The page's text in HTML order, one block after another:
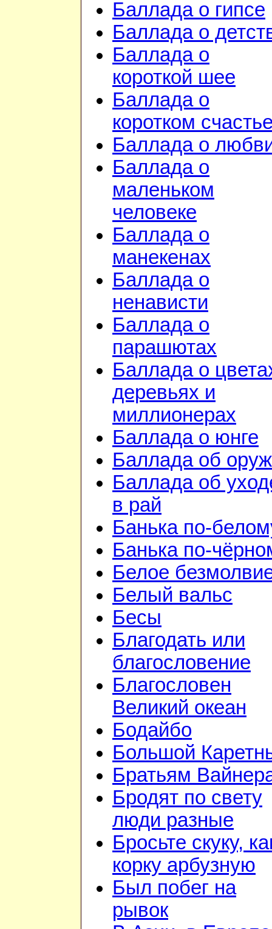
Баллада о гипсе
Баллада о
Баллада о
короткой шее
Баллада о
коротком
Баллада о
Баллада о
маленьком
человеке
Баллада о
манекенах
Баллада о
ненависти
Баллада о
парашютах
Баллада о
деревьях и
миллионерах
Баллада о юнге
Баллада об
Баллада об
в рай
Банька по-
Банька по-
Белое
Белый вальс
Бесы
Благодать или
благословение
Благословен
Великий океан
Бодайбо
Большой
Братьям
Бродят по свету
люди разные
Бросьте скуку,
корку арбузную
Был побег на
рывок